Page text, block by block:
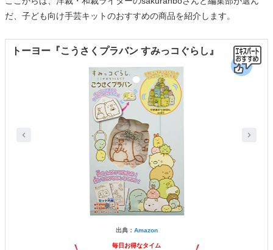
だ、子ども向け手芸キットのおすすめの商品を紹介します。
トーヨー『こうさくプラバン すみっコぐらし』
出典： Amazon
毎日お得なタイム